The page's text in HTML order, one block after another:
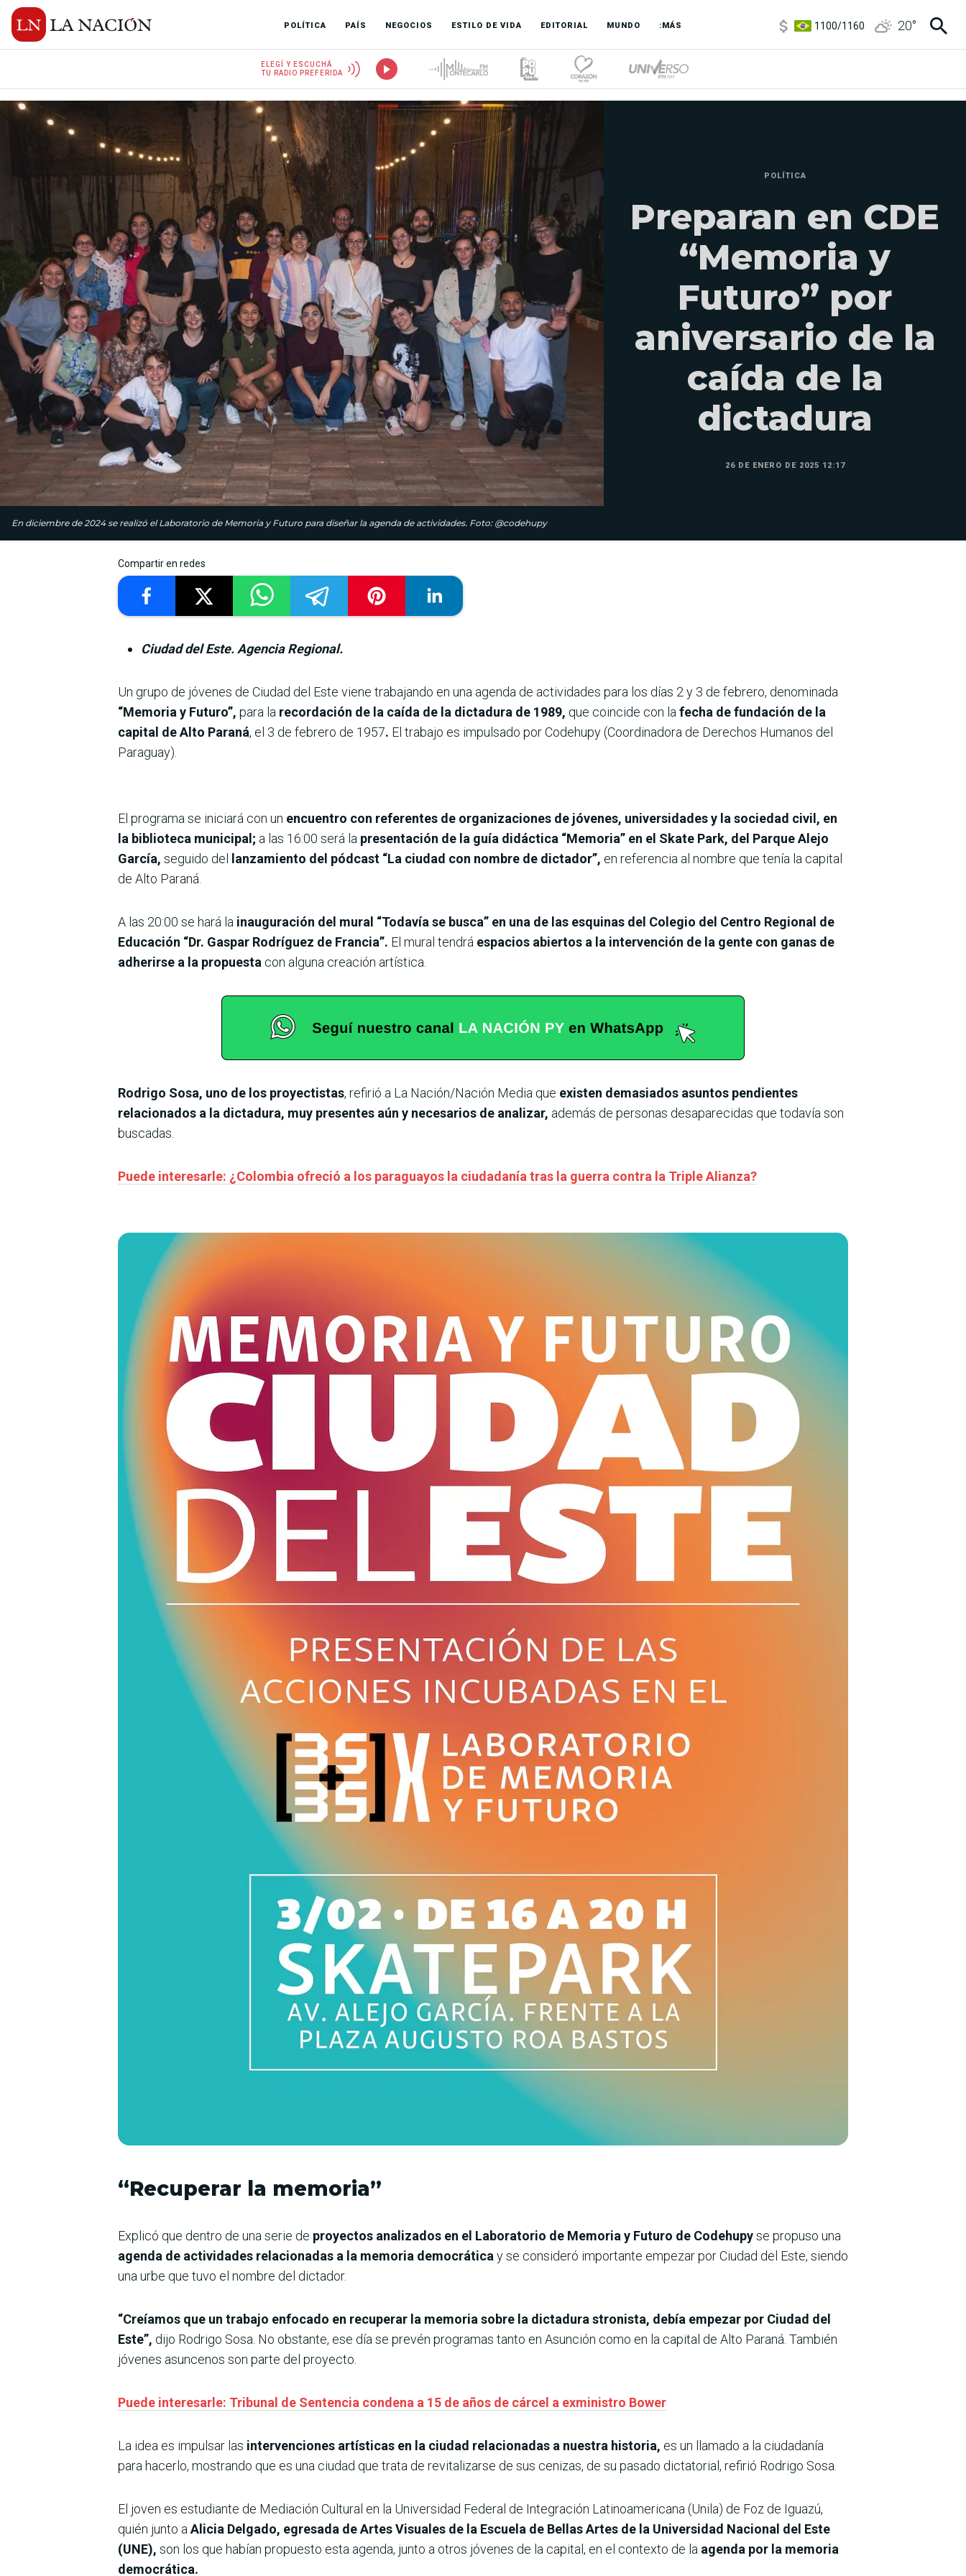
POLÍTICA PAÍS NEGOCIOS ESTILO DE VIDA EDITORIAL MUNDO :MÁS
3,8/4
20°
ELEGÍ Y ESCUCHÁ
TU RADIO PREFERIDA
En diciembre de 2024 se realizó el Laboratorio de Memoria y Futuro para diseñar la agenda de actividades. Foto: @codehupy
POLÍTICA
Preparan en CDE
“Memoria y
Futuro” por
aniversario de la
caída de la
dictadura
26 DE ENERO DE 2025 12:17
Compartir en redes
Ciudad del Este. Agencia Regional.
Un grupo de jóvenes de Ciudad del Este viene trabajando en una agenda de actividades para los días 2 y 3 de febrero, denominada
“Memoria y Futuro”, para la recordación de la caída de la dictadura de 1989, que coincide con lafecha de fundación de la
capital de Alto Paraná, el 3 de febrero de 1957. El trabajo es impulsado por Codehupy (Coordinadora de Derechos Humanos del
Paraguay).
El programa se iniciará con un encuentro con referentes de organizaciones de jóvenes, universidades y la sociedad civil, en
la biblioteca municipal; a las 16:00 será la presentación de la guía didáctica “Memoria” en el Skate Park, del Parque Alejo
García, seguido del lanzamiento del pódcast “La ciudad con nombre de dictador”, en referencia al nombre que tenía la capital
de Alto Paraná.
A las 20:00 se hará la inauguración del mural “Todavía se busca” en una de las esquinas del Colegio del Centro Regional de
Educación “Dr. Gaspar Rodríguez de Francia”. El mural tendrá espacios abiertos a la intervención de la gente con ganas de
adherirse a la propuesta con alguna creación artística.
Rodrigo Sosa, uno de los proyectistas, refirió a La Nación/Nación Media que existen demasiados asuntos pendientes
relacionados a la dictadura, muy presentes aún y necesarios de analizar, además de personas desaparecidas que todavía son
buscadas.
Puede interesarle: ¿Colombia ofreció a los paraguayos la ciudadanía tras la guerra contra la Triple Alianza?
“Recuperar la memoria”
Explicó que dentro de una serie de proyectos analizados en el Laboratorio de Memoria y Futuro de Codehupyse propuso una
agenda de actividades relacionadas a la memoria democráticay se consideró importante empezar por Ciudad del Este, siendo
una urbe que tuvo el nombre del dictador.
“Creíamos que un trabajo enfocado en recuperar la memoria sobre la dictadura stronista, debía empezar por Ciudad del
Este”, dijo Rodrigo Sosa. No obstante, ese día se prevén programas tanto en Asunción como en la capital de Alto Paraná. También
jóvenes asuncenos son parte del proyecto.
Puede interesarle: Tribunal de Sentencia condena a 15 de años de cárcel a exministro Bower
La idea es impulsar las intervenciones artísticas en la ciudad relacionadas a nuestra historia, es un llamado a la ciudadanía
para hacerlo, mostrando que es una ciudad que trata de revitalizarse de sus cenizas, de su pasado dictatorial, refirió Rodrigo Sosa.
El joven es estudiante de Mediación Cultural en la Universidad Federal de Integración Latinoamericana (Unila) de Foz de Iguazú,
quién junto aAlicia Delgado, egresada de Artes Visuales de la Escuela de Bellas Artes de la Universidad Nacional del Este
(UNE), son los que habían propuesto esta agenda, junto a otros jóvenes de la capital, en el contexto de la agenda por la memoria
democrática.